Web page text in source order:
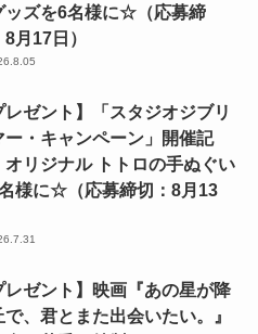
ッズを6名様に☆（応募締
月17日）
レゼント】「スタジオジブリ
ー・キャンペーン」開催記
オリジナル トトロの手ぬぐい
様に☆（応募締切：8月13
レゼント】映画『あの星が降
で、君とまた出会いたい。』